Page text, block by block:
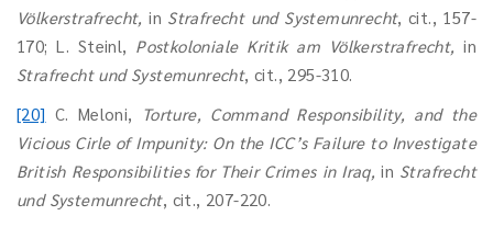
Völkerstrafrecht,in Strafrecht und Systemunrecht, cit., 157-
170; L. Steinl, Postkoloniale Kritik am Völkerstrafrecht,in
Strafrecht und Systemunrecht, cit., 295-310.
[20] C. Meloni,
Torture, Command Responsibility, and the
Vicious Cirle of Impunity: On the ICC’s Failure to Investigate
British Responsibilities for Their Crimes in Iraq,in Strafrecht
und Systemunrecht, cit., 207-220.